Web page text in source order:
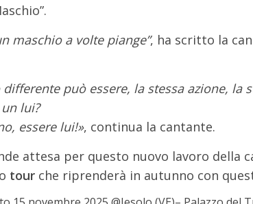
maschio a volte piange”, ha scritto la
differente può essere, la stessa azione, la
lui?
essere lui!», continua la cantante.
attesa per questo nuovo lavoro della
tour che riprenderà in autunno con